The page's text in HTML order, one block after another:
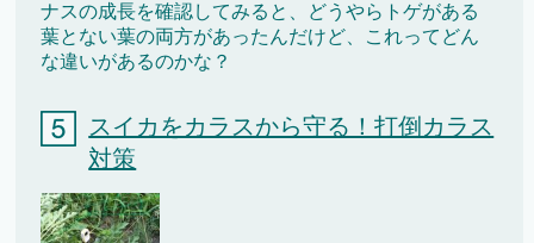
ナスの成長を確認してみると、どうやらトゲがある
葉とない葉の両方があったんだけど、これってどん
な違いがあるのかな？
スイカをカラスから守る！打倒カラス
対策